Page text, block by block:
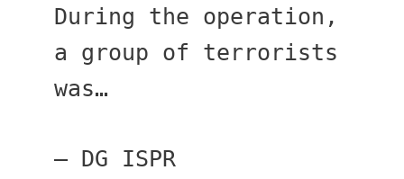
During the operation,
a group of terrorists
was…
— DG ISPR